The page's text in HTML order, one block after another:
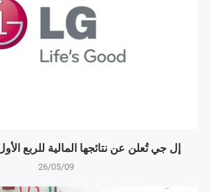
إل جي تُعلن عن نتائجها المالية للربع الأول
26/05/09